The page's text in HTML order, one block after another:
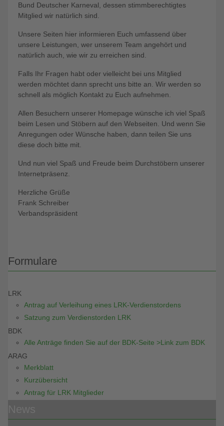
Bund Deutscher Karneval, dessen stimmberechtigtes
Mitglied wir natürlich sind.
Unsere Seiten hier informieren Euch umfassend über
unsere Leistungen, wer unserem Team angehört und
natürlich auch, wie wir zu erreichen sind.
Falls Ihr Fragen habt oder vielleicht bei uns Mitglied
werden möchtet dann sprecht uns bitte an. Wir werden so
schnell als möglich Kontakt zu Euch aufnehmen.
Allen Besuchern unserer Homepage wünsche ich viel Spaß
beim Lesen und Stöbern auf den Webseiten. Und wenn Sie
Anregungen oder Wünsche haben, dann teilen Sie uns
diese doch bitte mit.
Und nun viel Spaß und Freude beim Durchstöbern unserer
Internetpräsenz.
Herzliche Grüße
Frank Schreiber
Verbandspräsident
Formulare
LRK
Antrag auf Verleihung eines LRK-Verdienstordens
Satzung zum Verdienstorden LRK
BDK
Alle Anträge finden Sie auf der BDK-Seite >Link zum BDK
ARAG
Merkblatt
Kurzübersicht
Antrag für LRK Mitglieder